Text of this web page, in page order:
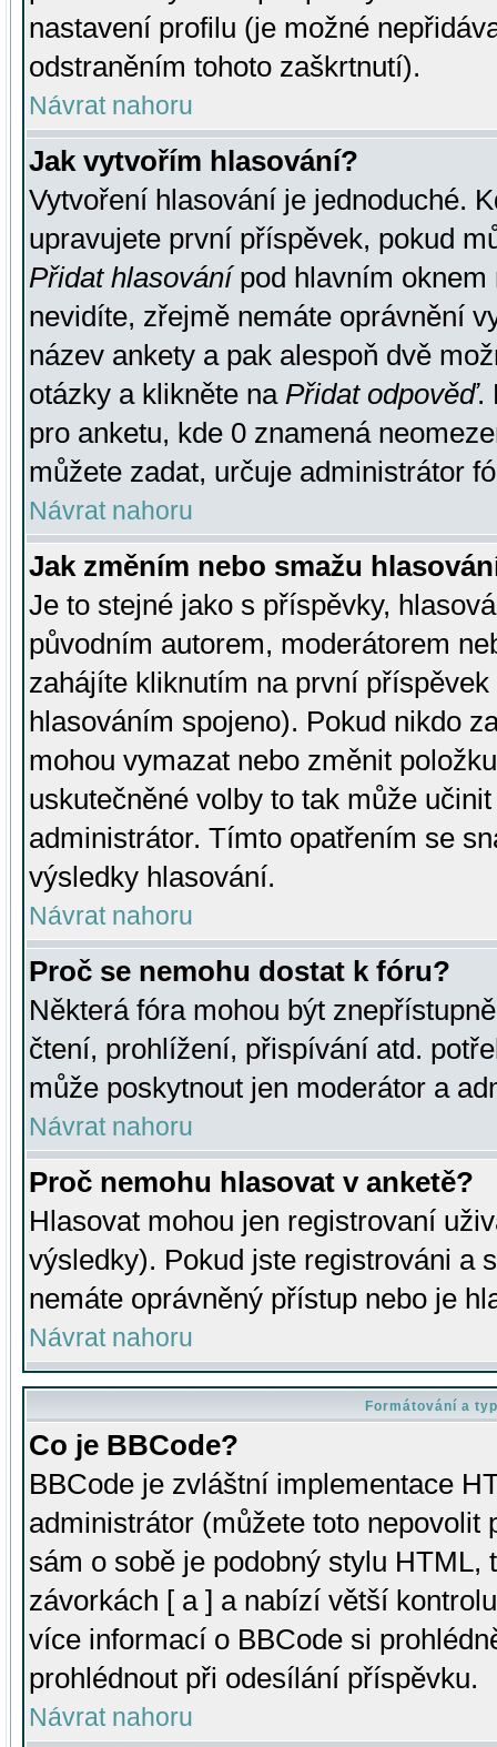
nastavení profilu (je možné
odstraněním tohoto zaškrtnutí).
Návrat nahoru
Jak vytvořím hlasování?
Vytvoření hlasování je jednoduché.
upravujete první příspěvek, pokud
Přidat hlasovánípod hlavním oknem
nevidíte, zřejmě nemáte oprávnění
název ankety a pak alespoň dvě
otázky a klikněte na Přidat odpověď.
pro anketu, kde 0 znamená
můžete zadat, určuje administrátor
Návrat nahoru
Jak změním nebo smažu
Je to stejné jako s příspěvky,
původním autorem, moderátorem
zahájíte kliknutím na první
hlasováním spojeno). Pokud nikdo
mohou vymazat nebo změnit
uskutečněné volby to tak může
administrátor. Tímto opatřením se
výsledky hlasování.
Návrat nahoru
Proč se nemohu dostat k fóru?
Některá fóra mohou být
čtení, prohlížení, přispívání atd.
může poskytnout jen moderátor a
Návrat nahoru
Proč nemohu hlasovat v anketě?
Hlasovat mohou jen registrovaní
výsledky). Pokud jste registrováni a
nemáte oprávněný přístup nebo je
Návrat nahoru
Formátování a
Co je BBCode?
BBCode je zvláštní implementace
administrátor (můžete toto
sám o sobě je podobný stylu HTML,
závorkách [ a ] a nabízí větší
více informací o BBCode si
prohlédnout při odesílání příspěvku.
Návrat nahoru